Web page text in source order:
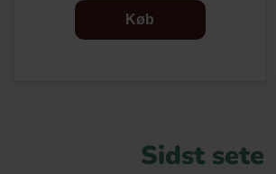
Køb
Sidst sete